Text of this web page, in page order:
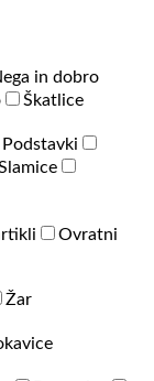
in dobro
Škatlice
Podstavki
Ovratni
Žar